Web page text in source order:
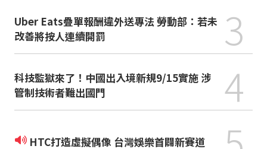
Uber Eats疊單報酬違外送專法 勞動部：若未
改善將按人連續開罰
3
科技監獄來了！中國出入境新規9/15實施 涉
管制技術者難出國門
4
HTC打造虛擬偶像 台灣娛樂首闢新賽道